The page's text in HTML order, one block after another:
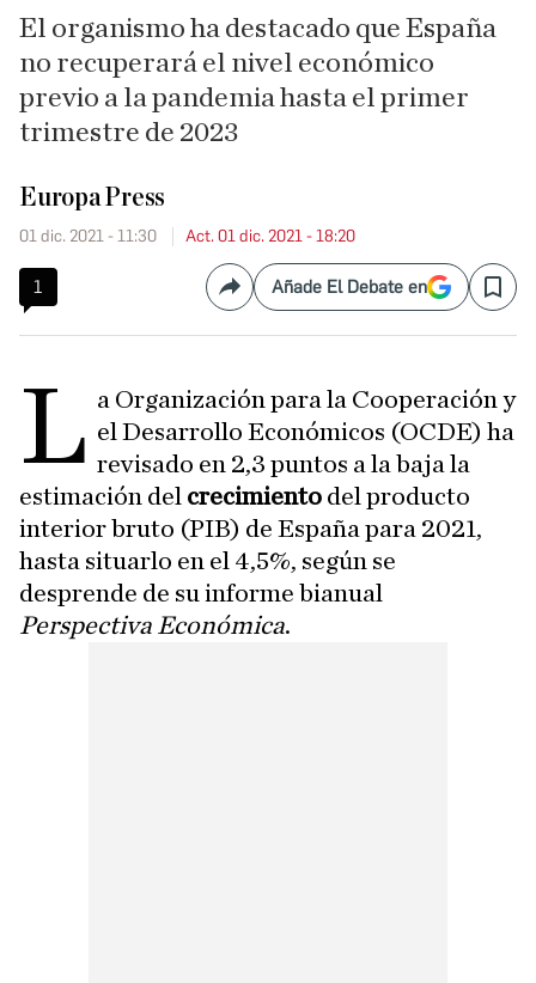
El organismo ha destacado que España
no recuperará el nivel económico
previo a la pandemia hasta el primer
trimestre de 2023
Europa Press
01 dic. 2021 - 11:30 Act. 01 dic. 2021 - 18:20
1 CompartirAñade El Debate en Save
L a Organización para la Cooperación y
el Desarrollo Económicos (OCDE) ha
revisado en 2,3 puntos a la baja la
estimación del crecimiento del producto
interior bruto (PIB) de España para 2021,
hasta situarlo en el 4,5%, según se
desprende de su informe bianual
Perspectiva Económica.